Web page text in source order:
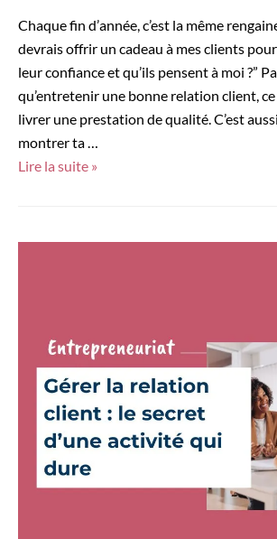
Chaque fin d’année, c’est la même
devrais offrir un cadeau à mes clients
leur confiance et qu’ils pensent à moi ?”
qu’entretenir une bonne relation client, ce
livrer une prestation de qualité. C’est
montrer ta …
Cadeaux
choisir
hasard
Lire la suite »